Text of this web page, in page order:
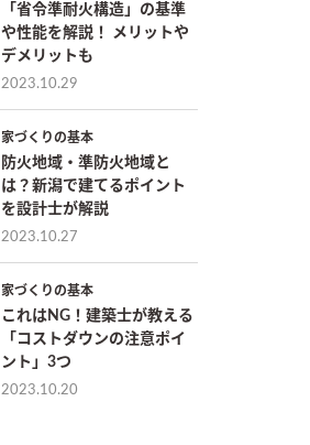
「省令準耐火構造」の基準
や性能を解説！ メリットや
デメリットも
2023.10.29
家づくりの基本
防火地域・準防火地域と
は？新潟で建てるポイント
を設計士が解説
2023.10.27
家づくりの基本
これはNG！建築士が教える
「コストダウンの注意ポイ
ント」3つ
2023.10.20